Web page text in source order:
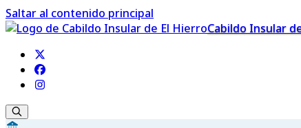
Saltar al contenido principal
Cabildo Insular